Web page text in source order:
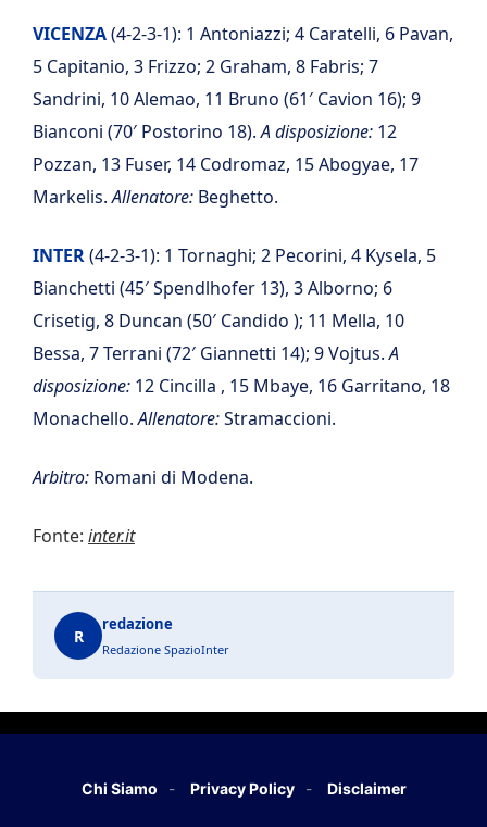
VICENZA(4-2-3-1): 1 Antoniazzi; 4 Caratelli, 6 Pavan,
5 Capitanio, 3 Frizzo; 2 Graham, 8 Fabris; 7
Sandrini, 10 Alemao, 11 Bruno (61′ Cavion 16); 9
Bianconi (70′ Postorino 18).A disposizione: 12
Pozzan, 13 Fuser, 14 Codromaz, 15 Abogyae, 17
Markelis.Allenatore: Beghetto.
INTER(4-2-3-1): 1 Tornaghi; 2 Pecorini, 4 Kysela, 5
Bianchetti (45′ Spendlhofer 13), 3 Alborno; 6
Crisetig, 8 Duncan (50′ Candido ); 11 Mella, 10
Bessa, 7 Terrani (72′ Giannetti 14); 9 Vojtus.A
disposizione: 12 Cincilla , 15 Mbaye, 16 Garritano, 18
Monachello.Allenatore:Stramaccioni.
Arbitro: Romani di Modena.
Fonte: inter.it
R
redazione
Redazione SpazioInter
Chi Siamo Privacy Policy Disclaimer